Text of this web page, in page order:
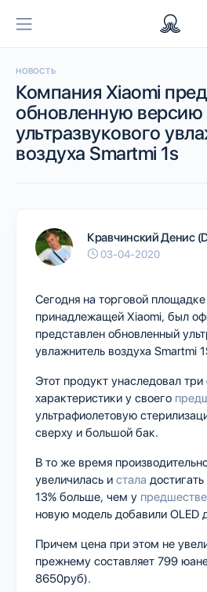
НОВОСТЬ
Компания Xiaomi
обновленную версию
ультразвукового
воздуха Smartmi 1s
Кравчинский Денис
03-04-2020
Сегодня на торговой площадке
принадлежащей Xiaomi, был
представлен обновленный
увлажнитель воздуха Smartmi
Этот продукт унаследовал
характеристики у своего
ультрафиолетовую
сверху и большой бак.
В то же время
увеличилась и стала
13% больше, чем у
новую модель добавили OLED
Причем цена при этом не
прежнему составляет 799
8650руб).